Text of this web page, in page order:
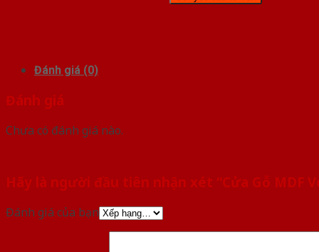
Đánh giá (0)
Đánh giá
Chưa có đánh giá nào.
Hãy là người đầu tiên nhận xét “Cửa Gỗ MDF
Đánh giá của bạn